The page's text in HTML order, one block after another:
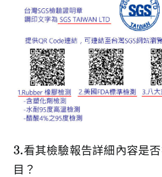
3.看其檢驗報告詳細內容是
目？